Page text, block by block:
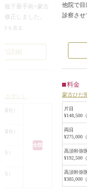
瞼下垂手術+蒙古
修正しました。
かった方ですが、
なってしまったそ
の赤い部分（涙
になっていました
きを見る
詳細
かすい）
場合）
全院
場合）
合）
合）
他院で目
診察させ
の形か
を受け
ほぼ完
形になっ
また、目
見えの
西洋人
り、元
ちに近
らず、
異様で
た。
診察し
料金
蒙古ひだ
片目
¥148,500
両目
¥275,000
高須幹弥
¥192,500
高須幹弥
¥385,000